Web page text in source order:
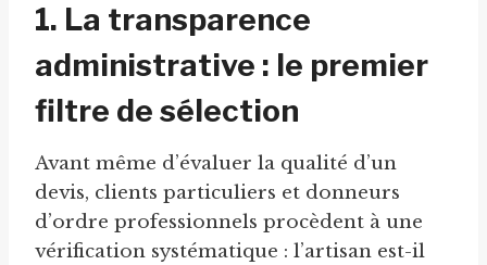
1. La transparence
administrative : le premier
filtre de sélection
Avant même d’évaluer la qualité d’un
devis, clients particuliers et donneurs
d’ordre professionnels procèdent à une
vérification systématique : l’artisan est-il